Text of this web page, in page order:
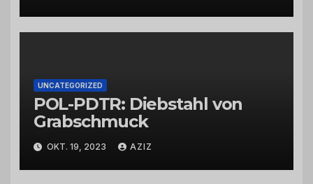
UNCATEGORIZED
POL-PDTR: Diebstahl von
Grabschmuck
OKT. 19, 2023 AZIZ